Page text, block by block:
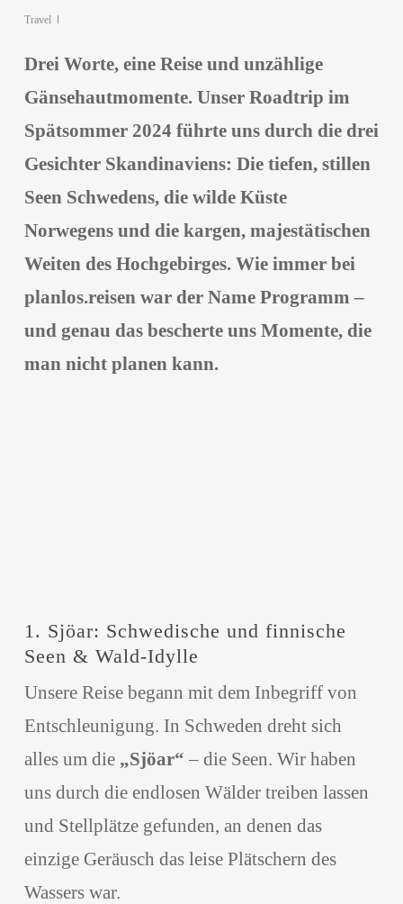
Travel
Drei Worte, eine Reise und unzählige
Gänsehautmomente. Unser Roadtrip im
Spätsommer 2024 führte uns durch die drei
Gesichter Skandinaviens: Die tiefen, stillen
Seen Schwedens, die wilde Küste
Norwegens und die kargen, majestätischen
Weiten des Hochgebirges. Wie immer bei
planlos.reisen war der Name Programm –
und genau das bescherte uns Momente, die
man nicht planen kann.
1. Sjöar: Schwedische und finnische
Seen & Wald-Idylle
Unsere Reise begann mit dem Inbegriff von
Entschleunigung. In Schweden dreht sich
alles um die „Sjöar“ – die Seen. Wir haben
uns durch die endlosen Wälder treiben lassen
und Stellplätze gefunden, an denen das
einzige Geräusch das leise Plätschern des
Wassers war.